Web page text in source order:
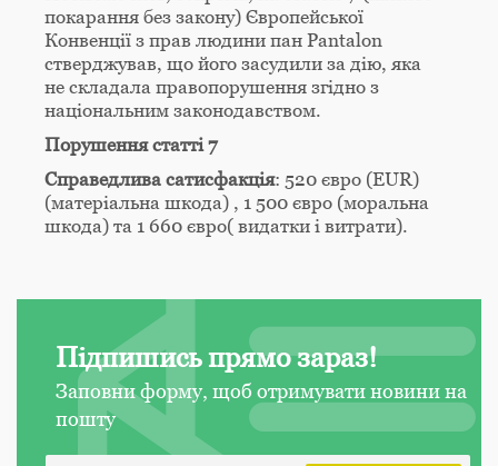
покарання без закону) Європейської
Конвенції з прав людини пан Pantalon
стверджував, що його засудили за дію, яка
не складала правопорушення згідно з
національним законодавством.
Порушення статті 7
Справедлива сатисфакція: 520 євро (EUR)
(матеріальна шкода) , 1 500 євро (моральна
шкода) та 1 660 євро( видатки і витрати).
Підпишись прямо зараз!
Заповни форму, щоб отримувати новини на
пошту